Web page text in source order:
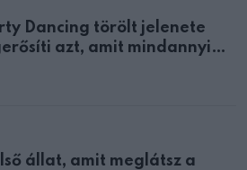
Dancing törölt jelenete
azt, amit mindannyian
állat, amit meglátsz a